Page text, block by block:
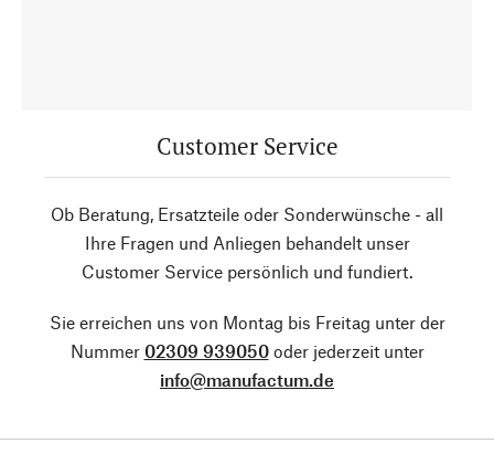
Customer Service
Ob Beratung, Ersatzteile oder Sonderwünsche - all
Ihre Fragen und Anliegen behandelt unser
Customer Service persönlich und fundiert.
Sie erreichen uns von Montag bis Freitag unter der
Nummer 02309 939050oder jederzeit unter
info@manufactum.de